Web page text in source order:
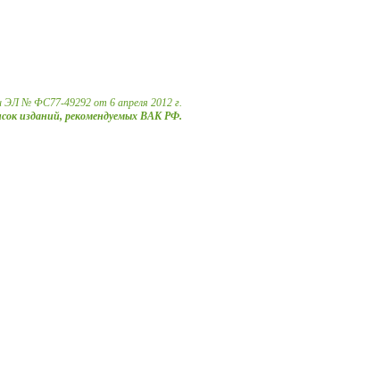
ЭЛ № ФС77-49292 от 6 апреля 2012 г.
изданий, рекомендуемых ВАК РФ.